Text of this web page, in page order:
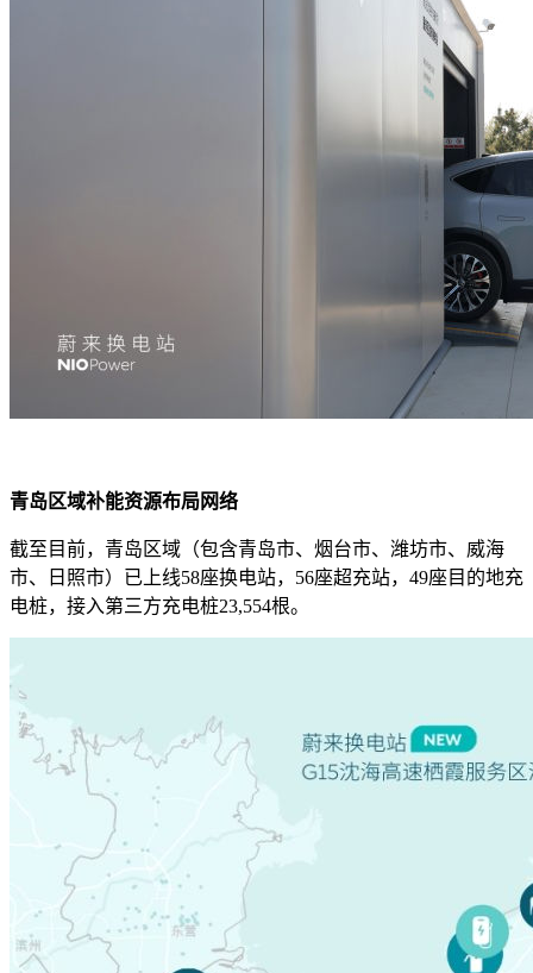
青岛区域补能资源布局网络
截至目前，青岛区域（包含青岛市、烟台市、潍坊市、威海
市、日照市）已上线58座换电站，56座超充站，49座目的地充
电桩，接入第三方充电桩23,554根。